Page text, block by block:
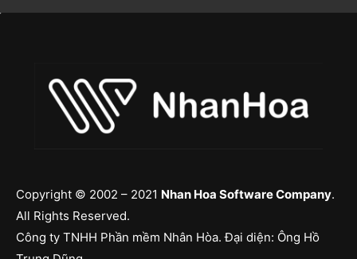
Copyright © 2002 – 2021 Nhan Hoa Software Company.
All Rights Reserved.
Công ty TNHH Phần mềm Nhân Hòa. Đại diện: Ông Hồ